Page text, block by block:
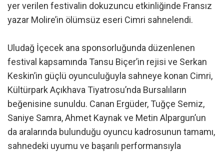
yer verilen festivalin dokuzuncu etkinliğinde Fransız
yazar Molire’in ölümsüz eseri Cimri sahnelendi.
Uludağ İçecek ana sponsorluğunda düzenlenen
festival kapsamında Tansu Biçer’in rejisi ve Serkan
Keskin’in güçlü oyunculuğuyla sahneye konan Cimri,
Kültürpark Açıkhava Tiyatrosu’nda Bursalıların
beğenisine sunuldu. Canan Ergüder, Tuğçe Semiz,
Saniye Samra, Ahmet Kaynak ve Metin Alpargun’un
da aralarında bulunduğu oyuncu kadrosunun tamamı,
sahnedeki uyumu ve başarılı performansıyla